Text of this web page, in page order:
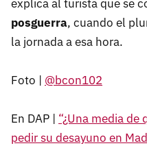
explica al turista que se
posguerra, cuando el
la jornada a esa hora.
Foto | @bcon102
En DAP | “¿Una media
pedir su desayuno en